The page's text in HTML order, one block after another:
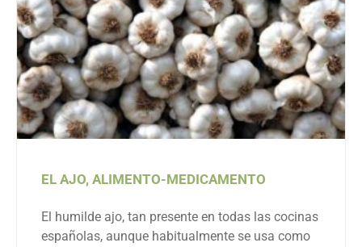
EL AJO, ALIMENTO-MEDICAMENTO
El humilde ajo, tan presente en todas las cocinas
españolas, aunque habitualmente se usa como